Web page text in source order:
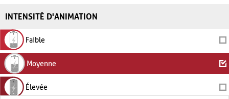
INTENSITÉ D'ANIMATION
Faible
Moyenne
Élevée